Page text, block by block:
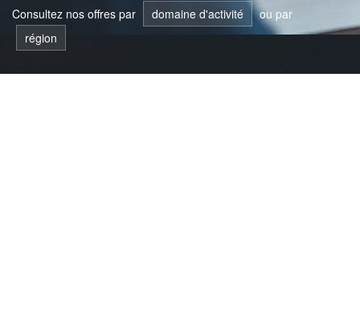
Consultez nos offres par domaine d'activité
ou par
région